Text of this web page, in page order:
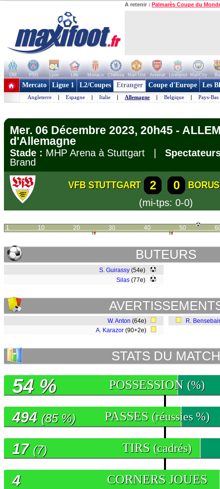
A retenir : Palmarès Coupe du
OM PSG Lyon Lille Monaco Chelsea Man Utd Arsenal Liverpool ManCity
+ de clubs
Mercato Ligue 1 L2/Coupes Etranger Coupe d'Europe Les
Angleterre | Espagne | Italie | Allemagne | Belgique | Pays-Bas
Mer. 06 Décembre 2023, 20h45 -
d'Allemagne
Stade : MHP Arena à Stuttgart |
Brand
VFB STUTTGART 2 0
(mi-tps: 0-0)
1 10 20 30 40 50
BUTEURS
S. Guirassy (54e)
Silas (77e)
W. Anton (64e)
A. Karazor (90+2e)
R.
STATS DU MATCH
POSSESSION (%)
54 %
PASSES (réussies %)
494 (85 %)
TIRS (cadrés)
17 (7)
CORNERS JOUES
4